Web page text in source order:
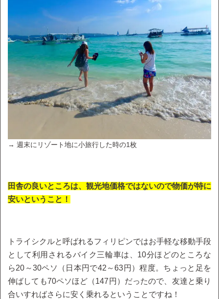
→ 週末にリゾート地に小旅行した時の1枚
田舎の良いところは、観光地価格ではないので物価が特に
安いということ！
トライシクルと呼ばれるフィリピンではお手軽な移動手段
として利用されるバイク三輪車は、10分ほどのところな
ら20～30ペソ（日本円で42～63円）程度。ちょっと足を
伸ばしても70ペソほど（147円）だったので、友達と乗り
合いすればさらに安く乗れるということですね！